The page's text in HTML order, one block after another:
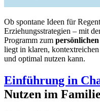
Ob spontane Ideen für
Erziehungsstrategien – mit
Programm zum
liegt in klaren,
und optimal nutzen kann.
Einführung in
Nutzen im